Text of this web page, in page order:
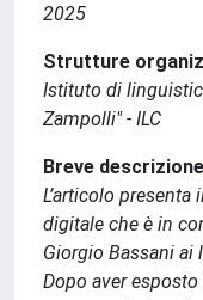
2025
Strutture
Istituto di
Zampolli" - ILC
Breve
L’articolo
digitale che è in
Giorgio Bassani ai
Dopo aver